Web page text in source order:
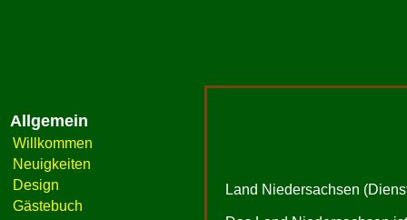
Allgemein
Willkommen
Neuigkeiten
Design
Gästebuch
Land Niedersachsen